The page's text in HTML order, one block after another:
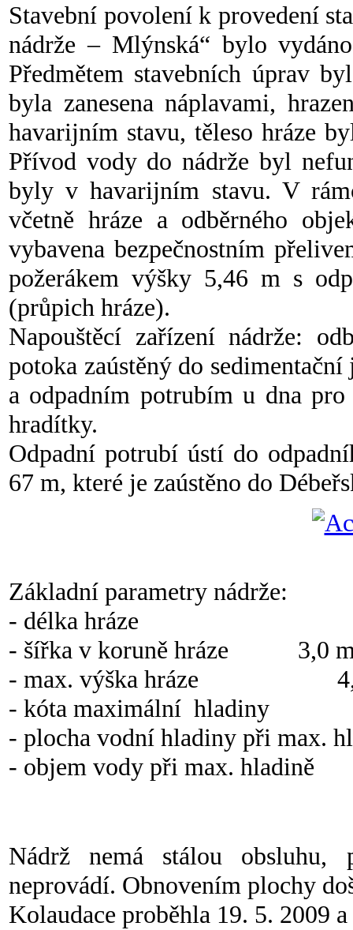
Stavební povolení k provedení
nádrže – Mlýnská“ bylo
Předmětem stavebních úprav
byla zanesena náplavami,
havarijním stavu, těleso hráze
Přívod vody do nádrže byl
byly v havarijním stavu. V
včetně hráze a odběrného
vybavena bezpečnostním
požerákem výšky 5,46 m s
(průpich hráze).
Napouštěcí zařízení nádrže:
potoka zaústěný do
a odpadním potrubím u dna
hradítky.
Odpadní potrubí ústí do
67 m, které je zaústěno do
Základní parametry nádrže:
- délka hráze
- šířka v koruně hráze 3,0
- max. výška hráze
- kóta maximální
- plocha vodní hladiny při
- objem vody při max.
Nádrž nemá stálou obsluhu,
neprovádí. Obnovením plochy
Kolaudace proběhla 19. 5. 2009